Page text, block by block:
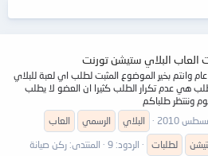
العاب البلاي ستيشن تورنت
وانتم بخير الموضوع المثبت لطلب اي لعبة للبلاي
هي عدم تكرار الطلب كثيرا ان العضو لا يطلب
وننتظر طلباكم
البلاي الرسمي
العاب
لطلبات الردود: 9 المنتدى: ركن صيانة